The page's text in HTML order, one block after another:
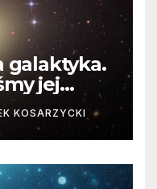
galaktyka.
jej
KOSARZYCKI